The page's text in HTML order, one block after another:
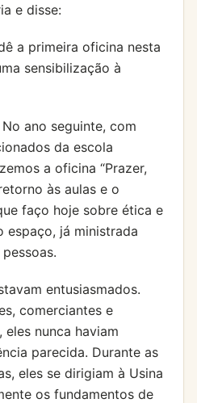
e disse:
a primeira oficina nesta
sensibilização à
ano seguinte, com
da escola
a oficina “Prazer,
às aulas e o
faço hoje sobre ética e
espaço, já ministrada
entusiasmados.
comerciantes e
nunca haviam
parecida. Durante as
eles se dirigiam à Usina
os fundamentos de